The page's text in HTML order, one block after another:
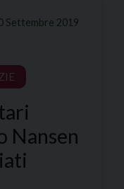
Settembre 2019
Nansen